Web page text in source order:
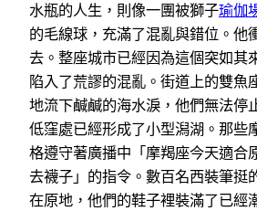
水瓶的人生，則像一團被獅子瑜伽
的毛線球，充滿了混亂與錯位。他
去。整座城市已經因為這個突如其
陷入了荒謬的混亂。街道上的雙魚
地流下鹹鹹的海水淚，他們無法停
低窪處已經形成了小型潟湖。那些
格遵守著廣播中「摩羯座今天適合
去襪子」的指令。數百名西裝筆挺
在原地，他們的鞋子裡裝滿了已經